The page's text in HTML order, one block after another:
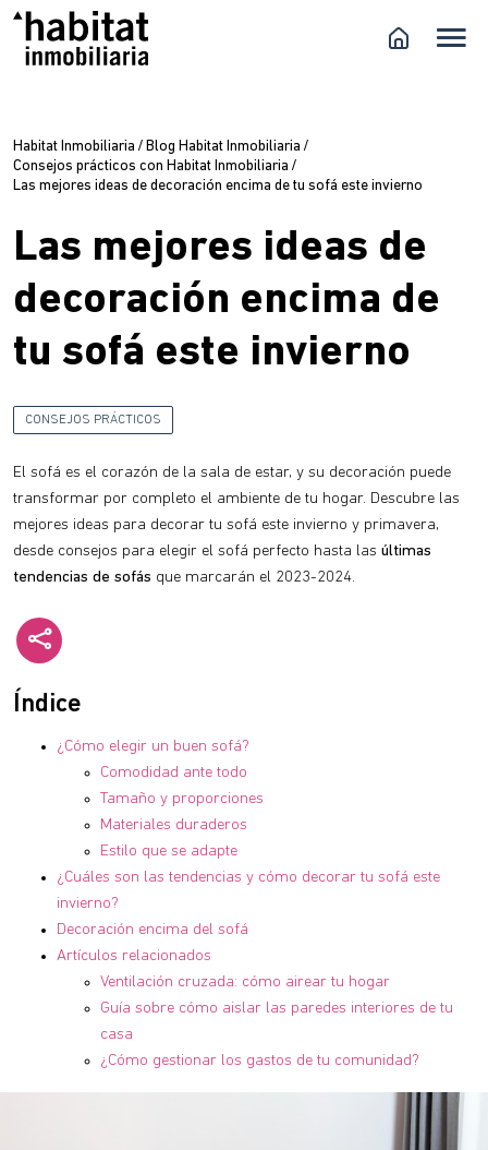
Habitat Inmobiliaria / Blog Habitat Inmobiliaria /
Consejos prácticos con Habitat Inmobiliaria /
Las mejores ideas de decoración encima de tu sofá este invierno
Las mejores ideas de
decoración encima de
tu sofá este invierno
CONSEJOS PRÁCTICOS
El sofá es el corazón de la sala de estar, y su decoración puede
transformar por completo el ambiente de tu hogar. Descubre las
mejores ideas para decorar tu sofá este invierno y primavera,
desde consejos para elegir el sofá perfecto hasta las últimas
tendencias de sofás que marcarán el 2023-2024.
Índice
¿Cómo elegir un buen sofá?
Comodidad ante todo
Tamaño y proporciones
Materiales duraderos
Estilo que se adapte
¿Cuáles son las tendencias y cómo decorar tu sofá este
invierno?
Decoración encima del sofá
Artículos relacionados
Ventilación cruzada: cómo airear tu hogar
Guía sobre cómo aislar las paredes interiores de tu
casa
¿Cómo gestionar los gastos de tu comunidad?